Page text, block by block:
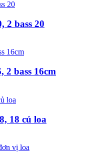
2 bass 20
2 bass 16cm
18 củ loa